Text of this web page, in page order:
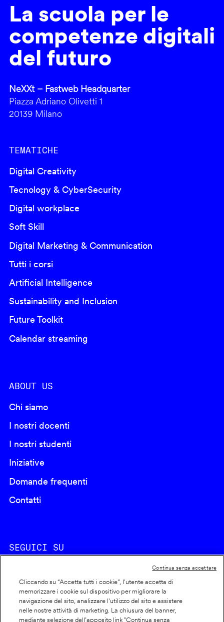
La scuola per le
competenze digitali
del futuro
NeXXt – Fastweb Headquarter
Piazza Adriano Olivetti 1
20139 Milano
TEMATICHE
Digital Creativity
Tecnology & CyberSecurity
Digital workplace
Soft Skill
Digital Marketing & Communication
Tutti i corsi
Artificial Intelligence
Sustainability and Inclusion
Future Toolkit
Calendar streaming
ABOUT US
Chi siamo
I nostri docenti
I nostri studenti
Iniziative
Domande frequenti
Contatti
SEGUICI SU
Cookie policy
Cliccando su “Accetta tutti i cookie”, l'utente accetta di
memorizzare i cookie sul dispositivo per migliorare la
navigazione del sito, analizzare l'utilizzo del sito e assistere
nelle nostre attività di marketing. La chiusura del banner,
mediante selezione dell’apposito link "Continua senza
Continua senza accettare